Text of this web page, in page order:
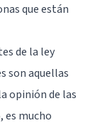
que están
de la ley
son aquellas
opinión de las
es mucho